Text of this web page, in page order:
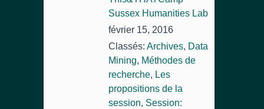
Sussex Humanities Lab
février 15, 2016
Classés: Archives, Data
Mining, Méthodes de
recherche, Les
propositions de la
session, Session: